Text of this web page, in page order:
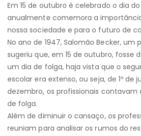
Em 15 de outubro é celebrado o dia
anualmente comemora a
nossa sociedade e para o futuro de
No ano de 1947, Salomão Becker, um
sugeriu que, em 15 de outubro, fosse
um dia de folga, haja vista que o
escolar era extenso, ou seja, de 1º de
dezembro, os profissionais contavam
de folga.
Além de diminuir o cansaço, os
reuniam para analisar os rumos do